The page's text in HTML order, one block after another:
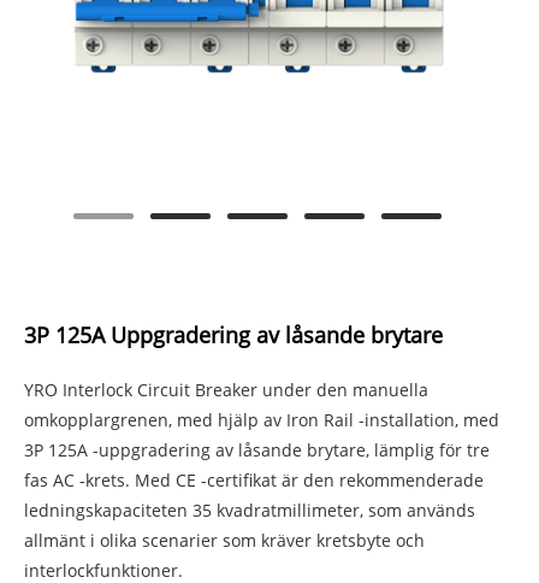
3P 125A Uppgradering av låsande brytare
YRO Interlock Circuit Breaker under den manuella
omkopplargrenen, med hjälp av Iron Rail -installation, med
3P 125A -uppgradering av låsande brytare, lämplig för tre
fas AC -krets. Med CE -certifikat är den rekommenderade
ledningskapaciteten 35 kvadratmillimeter, som används
allmänt i olika scenarier som kräver kretsbyte och
interlockfunktioner.